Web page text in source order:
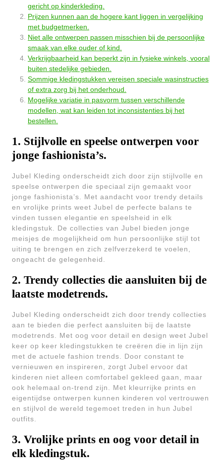
gericht op kinderkleding.
Prijzen kunnen aan de hogere kant liggen in vergelijking
met budgetmerken.
Niet alle ontwerpen passen misschien bij de persoonlijke
smaak van elke ouder of kind.
Verkrijgbaarheid kan beperkt zijn in fysieke winkels, vooral
buiten stedelijke gebieden.
Sommige kledingstukken vereisen speciale wasinstructies
of extra zorg bij het onderhoud.
Mogelijke variatie in pasvorm tussen verschillende
modellen, wat kan leiden tot inconsistenties bij het
bestellen.
1. Stijlvolle en speelse ontwerpen voor
jonge fashionista’s.
Jubel Kleding onderscheidt zich door zijn stijlvolle en
speelse ontwerpen die speciaal zijn gemaakt voor
jonge fashionista’s. Met aandacht voor trendy details
en vrolijke prints weet Jubel de perfecte balans te
vinden tussen elegantie en speelsheid in elk
kledingstuk. De collecties van Jubel bieden jonge
meisjes de mogelijkheid om hun persoonlijke stijl tot
uiting te brengen en zich zelfverzekerd te voelen,
ongeacht de gelegenheid.
2. Trendy collecties die aansluiten bij de
laatste modetrends.
Jubel Kleding onderscheidt zich door trendy collecties
aan te bieden die perfect aansluiten bij de laatste
modetrends. Met oog voor detail en design weet Jubel
keer op keer kledingstukken te creëren die in lijn zijn
met de actuele fashion trends. Door constant te
vernieuwen en inspireren, zorgt Jubel ervoor dat
kinderen niet alleen comfortabel gekleed gaan, maar
ook helemaal on-trend zijn. Met kleurrijke prints en
eigentijdse ontwerpen kunnen kinderen vol vertrouwen
en stijlvol de wereld tegemoet treden in hun Jubel
outfits.
3. Vrolijke prints en oog voor detail in
elk kledingstuk.